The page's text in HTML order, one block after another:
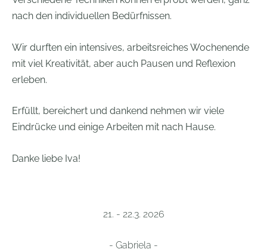
nach den individuellen Bedürfnissen.
Wir durften ein intensives, arbeitsreiches Wochenende
mit viel Kreativität, aber auch Pausen und Reflexion
erleben.
Erfüllt, bereichert und dankend nehmen wir viele
Eindrücke und einige Arbeiten mit nach Hause.
Danke liebe Iva!
21. - 22.3. 2026
- Gabriela -